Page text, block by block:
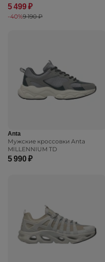
5 499 ₽
-40%9 190 ₽
Anta
Мужские кроссовки Anta
MILLENNIUM TD
5 990 ₽